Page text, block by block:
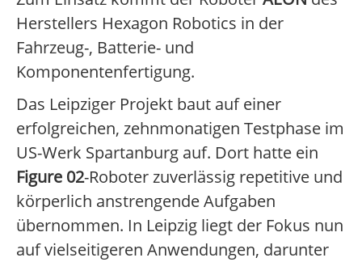
Herstellers Hexagon Robotics in der
Fahrzeug-, Batterie- und
Komponentenfertigung.
Das Leipziger Projekt baut auf einer
erfolgreichen, zehnmonatigen Testphase im
US-Werk Spartanburg auf. Dort hatte ein
Figure 02-Roboter zuverlässig repetitive und
körperlich anstrengende Aufgaben
übernommen. In Leipzig liegt der Fokus nun
auf vielseitigeren Anwendungen, darunter